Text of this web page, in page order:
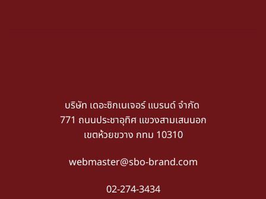
บริษัท เดอะซิกเนเจอร์ แบรนด์ จำกัด
771 ถนนประชาอุทิศ แขวงสามเสนนอก
เขตห้วยขวาง กทม 10310
webmaster@sbo-brand.com
02-274-3434